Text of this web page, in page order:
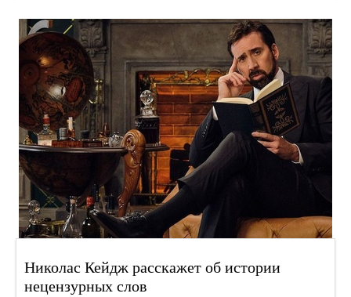
Николас Кейдж расскажет об истории
нецензурных слов